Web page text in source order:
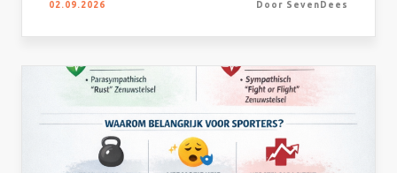
02.09.2026 Door SevenDees